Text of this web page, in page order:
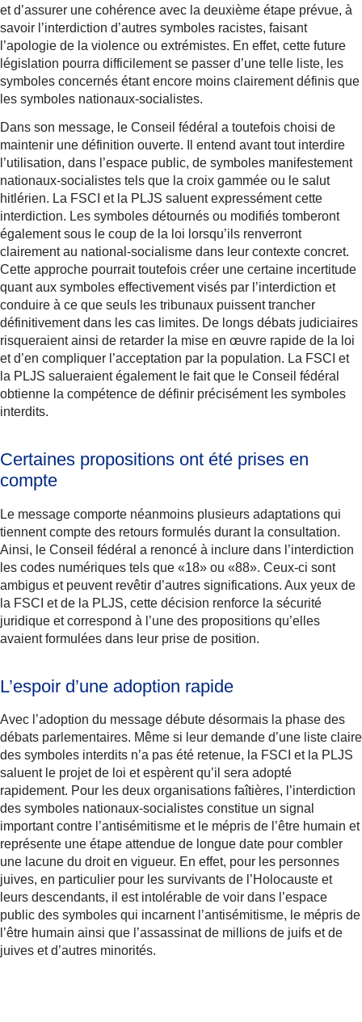
et d’assurer une cohérence avec la deuxième étape prévue, à
savoir l’interdiction d’autres symboles racistes, faisant
l’apologie de la violence ou extrémistes. En effet, cette future
législation pourra difficilement se passer d’une telle liste, les
symboles concernés étant encore moins clairement définis que
les symboles nationaux-socialistes.
Dans son message, le Conseil fédéral a toutefois choisi de
maintenir une définition ouverte. Il entend avant tout interdire
l’utilisation, dans l’espace public, de symboles manifestement
nationaux-socialistes tels que la croix gammée ou le salut
hitlérien. La FSCI et la PLJS saluent expressément cette
interdiction. Les symboles détournés ou modifiés tomberont
également sous le coup de la loi lorsqu’ils renverront
clairement au national-socialisme dans leur contexte concret.
Cette approche pourrait toutefois créer une certaine incertitude
quant aux symboles effectivement visés par l’interdiction et
conduire à ce que seuls les tribunaux puissent trancher
définitivement dans les cas limites. De longs débats judiciaires
risqueraient ainsi de retarder la mise en œuvre rapide de la loi
et d’en compliquer l’acceptation par la population. La FSCI et
la PLJS salueraient également le fait que le Conseil fédéral
obtienne la compétence de définir précisément les symboles
interdits.
Certaines propositions ont été prises en
compte
Le message comporte néanmoins plusieurs adaptations qui
tiennent compte des retours formulés durant la consultation.
Ainsi, le Conseil fédéral a renoncé à inclure dans l’interdiction
les codes numériques tels que «18» ou «88». Ceux-ci sont
ambigus et peuvent revêtir d’autres significations. Aux yeux de
la FSCI et de la PLJS, cette décision renforce la sécurité
juridique et correspond à l’une des propositions qu’elles
avaient formulées dans leur prise de position.
L’espoir d’une adoption rapide
Avec l’adoption du message débute désormais la phase des
débats parlementaires. Même si leur demande d’une liste claire
des symboles interdits n’a pas été retenue, la FSCI et la PLJS
saluent le projet de loi et espèrent qu’il sera adopté
rapidement. Pour les deux organisations faîtières, l’interdiction
des symboles nationaux-socialistes constitue un signal
important contre l’antisémitisme et le mépris de l’être humain et
représente une étape attendue de longue date pour combler
une lacune du droit en vigueur. En effet, pour les personnes
juives, en particulier pour les survivants de l’Holocauste et
leurs descendants, il est intolérable de voir dans l’espace
public des symboles qui incarnent l’antisémitisme, le mépris de
l’être humain ainsi que l’assassinat de millions de juifs et de
juives et d’autres minorités.